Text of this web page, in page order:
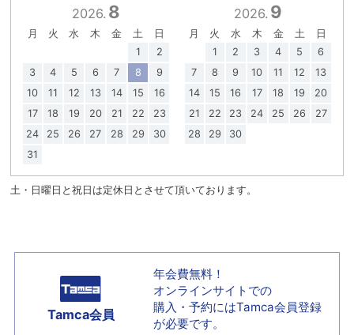
2026. 8
月 火 水 木 金 土
日
1
2
3
4 5 6 7 8
9
10
11 12 13 14 15
16
17
18 19 20 21 22
23
24
25 26 27 28 29
30
31
2026. 9
月 火 水 木 金 土
日
1
2 3 4 5
6
7
8 9 10 11 12
13
14
15 16 17 18 19
20
21
22 23 24 25 26
27
28
29 30
土・日曜日と祝日は定休日とさせて頂いております。
Tamca会員
年会費無料！
オンラインサイトでの
購入・予約にはTamca会員登録
が必要です。